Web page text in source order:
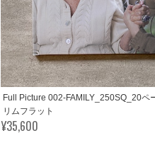
Full Picture 002-FAMILY_250SQ_20ペ
リムフラット
¥35,600